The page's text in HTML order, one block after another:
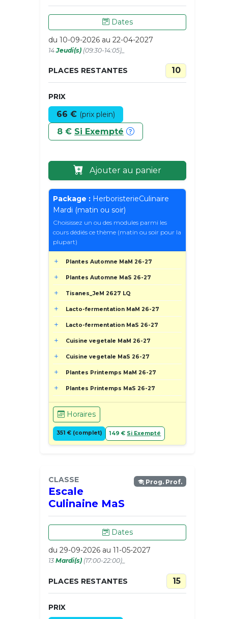
Dates
du 10-09-2026 au 22-04-2027
14Jeudi(s) (09:30-14:05)_
PLACES RESTANTES 10
PRIX
66 € (prix plein)
8 € Si Exempté
Ajouter au panier
Package : HerboristerieCulinaire
Mardi (matin ou soir)
Choisissez un ou des modules parmi les
cours dédiés ce thème (matin ou soir pour la
plupart)
Plantes Automne MaM 26-27
Plantes Automne MaS 26-27
Tisanes_JeM 2627 LQ
Lacto-fermentation MaM 26-27
Lacto-fermentation MaS 26-27
Cuisine vegetale MaM 26-27
Cuisine vegetale MaS 26-27
Plantes Printemps MaM 26-27
Plantes Printemps MaS 26-27
Horaires
351 € (complet) 149 € Si Exempté
CLASSE
Escale
Culinaine MaS
Prog. Prof.
Dates
du 29-09-2026 au 11-05-2027
13 Mardi(s) (17:00-22:00)_
PLACES RESTANTES 15
PRIX